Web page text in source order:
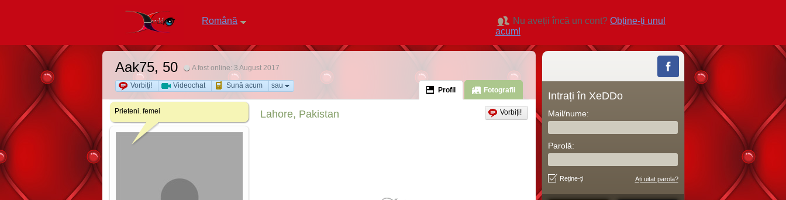
Română Nu aveții încă un cont? Obține-ți unul
acum!
Aak75, 50 A fost online: 3 August 2017
Vorbiți! Videochat Sună acum sau
Profil Fotografii
Prieteni. femei Vorbiți!
Lahore, Pakistan
Intrați în XeDDo
Mail/nume:
Parolă:
Reține-ți Ați uitat parola?